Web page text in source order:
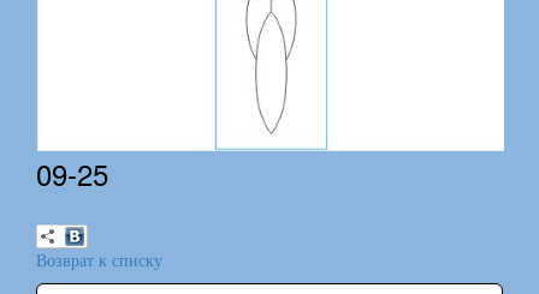
09-25
Возврат к списку